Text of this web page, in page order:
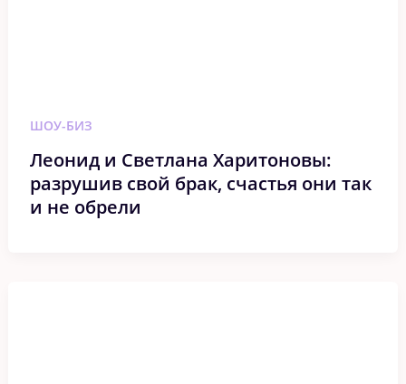
ШОУ-БИЗ
Леонид и Светлана Харитоновы:
разрушив свой брак, счастья они так
и не обрели